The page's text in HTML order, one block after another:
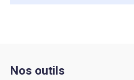
Nos outils